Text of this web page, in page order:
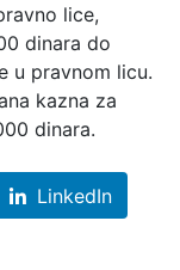
lice,
dinara do
u pravnom licu.
kazna za
dinara.
LinkedIn